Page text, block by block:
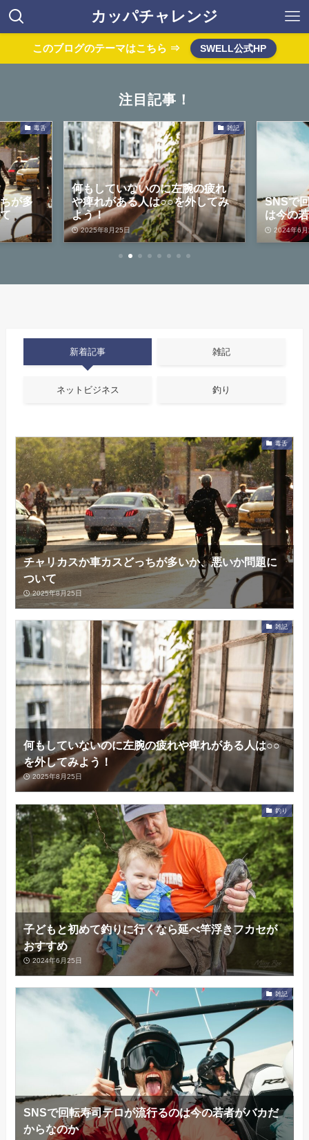
カッパチャレンジ
このブログのテーマはこちら ⇒ SWELL公式HP
注目記事！
毒舌
が多
雑記
何もしていないのに左腕の疲れ
や痺れがある人は○○を外してみ
よう！
2025年8月25日
SNSで
は今の
2024年6
新着記事 雑記
ネットビジネス 釣り
毒舌
チャリカスか車カスどっちが多いか、悪いか問題に
ついて
2025年8月25日
雑記
何もしていないのに左腕の疲れや痺れがある人は○○
を外してみよう！
2025年8月25日
釣り
子どもと初めて釣りに行くなら延べ竿浮きフカセが
おすすめ
2024年6月25日
雑記
SNSで回転寿司テロが流行るのは今の若者がバカだ
からなのか